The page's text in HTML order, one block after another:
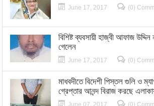
June 17, 2017 (0)
বিশিষ্ট ব্যবসায়ী হাজ্বী আফাজ
গেলেন
June 17, 2017 (0)
মাধবদীতে বিদেশী পিস্তল গুলি ও
গ্রেপ্তার আনন্দ বিরাজ করছে
June 07, 2017 (0)